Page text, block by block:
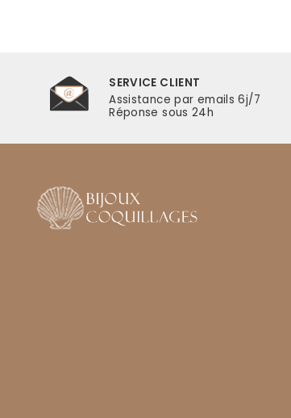
SERVICE CLIENT
Assistance par emails 6j/7
Réponse sous 24h